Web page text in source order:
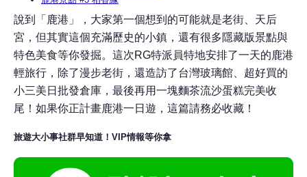
說到「鹿港」，大家第一個想到的可能就是老街、天后
宮，但其實這個充滿歷史的小鎮，還有很多隱藏版景點與
特色美食等你發掘。這次RG特派員特地安排了一天的鹿港
輕旅行，除了漫步老街，還造訪了台灣玻璃館、超好買的
小三美日批發倉庫，最後再用一塊麵茶流沙蛋糕完美收
尾！如果你正計畫鹿港一日遊，這篇請務必收藏！
旅遊大小事社群早知道！VIP情報等你拿